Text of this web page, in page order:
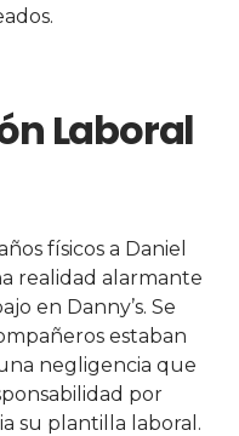
Laboral
físicos a Daniel
realidad alarmante
en Danny’s. Se
estaban
negligencia que
por
su plantilla laboral.